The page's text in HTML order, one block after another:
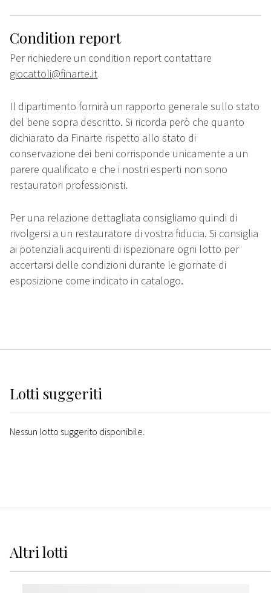
Condition report
Per richiedere un condition report contattare
giocattoli@finarte.it
Il dipartimento fornirà un rapporto generale sullo stato
del bene sopra descritto. Si ricorda però che quanto
dichiarato da Finarte rispetto allo stato di
conservazione dei beni corrisponde unicamente a un
parere qualificato e che i nostri esperti non sono
restauratori professionisti.
Per una relazione dettagliata consigliamo quindi di
rivolgersi a un restauratore di vostra fiducia. Si consiglia
ai potenziali acquirenti di ispezionare ogni lotto per
accertarsi delle condizioni durante le giornate di
esposizione come indicato in catalogo.
Lotti suggeriti
Nessun lotto suggerito disponibile.
Altrilotti